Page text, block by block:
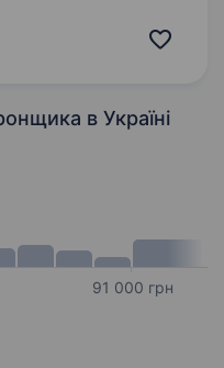
За більш
в Україні
91 000 грн